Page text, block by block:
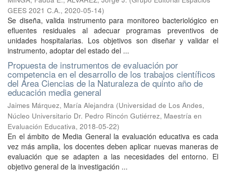
GEES 2021 C.A., 2020-05-14)
Se diseña, valida instrumento para monitoreo bacteriológico en
efluentes residuales al adecuar programas preventivos de
unidades hospitalarias. Los objetivos son diseñar y validar el
instrumento, adoptar del estado del ...
Propuesta de instrumentos de evaluación por
competencia en el desarrollo de los trabajos científicos
del Área Ciencias de la Naturaleza de quinto año de
educación media general
Jaimes Márquez, María Alejandra (Universidad de Los Andes,
Núcleo Universitario Dr. Pedro Rincón Gutiérrez, Maestría en
Evaluación Educativa, 2018-05-22)
En el ámbito de Media General la evaluación educativa es cada
vez más amplia, los docentes deben aplicar nuevas maneras de
evaluación que se adapten a las necesidades del entorno. El
objetivo general de la investigación ...